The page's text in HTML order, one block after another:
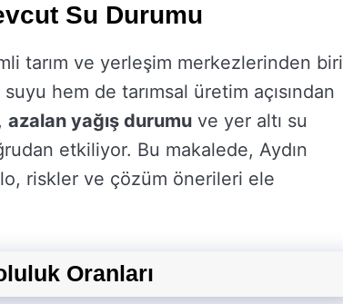
Su Durumu
tarım ve yerleşim merkezlerinden biri
hem de tarımsal üretim açısından
, azalan yağış durumu ve yer altı su
etkiliyor. Bu makalede, Aydın
riskler ve çözüm önerileri ele
Oranları